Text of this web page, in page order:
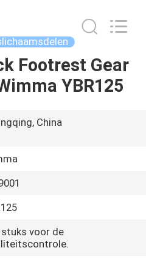
Footrest Gear
YBR125
China
stuks voor de